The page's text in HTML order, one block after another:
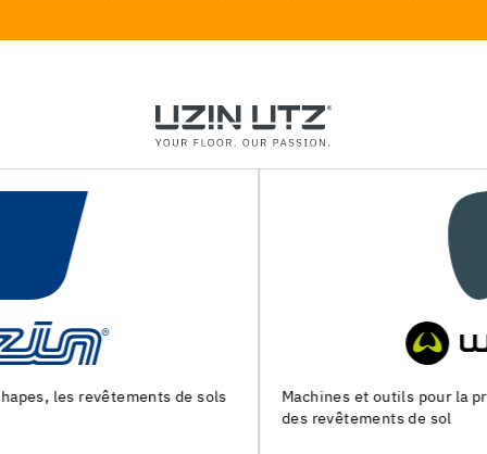
Machines et outils pour la preparation du support et la pose